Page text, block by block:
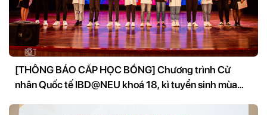
[THÔNG BÁO CẤP HỌC BỔNG] Chương trình Cử
nhân Quốc tế IBD@NEU khoá 18, kì tuyển sinh mùa